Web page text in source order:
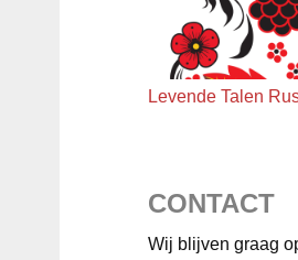
Levende Talen
CONTACT
Wij blijven graag